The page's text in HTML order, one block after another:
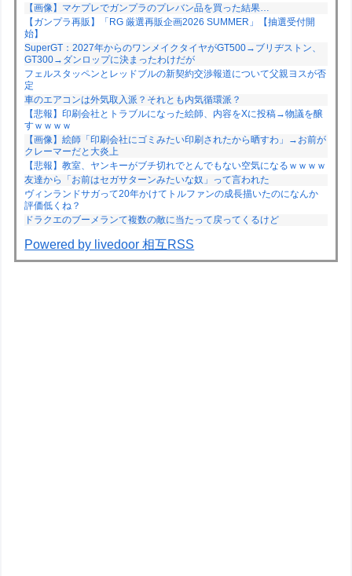
【画像】マケプレでガンプラのプレバン品を買った結果…
【ガンプラ再販】「RG 厳選再販企画2026 SUMMER」【抽選受付開
始】
SuperGT：2027年からのワンメイクタイヤがGT500→ブリヂストン、
GT300→ダンロップに決まったわけだが
フェルスタッペンとレッドブルの新契約交渉報道について父親ヨスが否
定
車のエアコンは外気取入派？それとも内気循環派？
【悲報】印刷会社とトラブルになった絵師、内容をXに投稿→物議を醸
すｗｗｗｗ
【画像】絵師「印刷会社にゴミみたい印刷されたから晒すわ」→お前が
クレーマーだと大炎上
【悲報】教室、ヤンキーがブチ切れでとんでもない空気になるｗｗｗｗ
友達から「お前はセガサターンみたいな奴」って言われた
ヴィンランドサガって20年かけてトルファンの成長描いたのになんか
評価低くね？
ドラクエのブーメランて複数の敵に当たって戻ってくるけど
Powered by livedoor 相互RSS